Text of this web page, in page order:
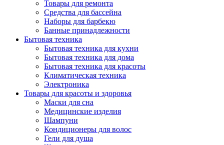
Товары для ремонта
Средства для бассейна
Наборы для барбекю
Банные принадлежности
Бытовая техника
Бытовая техника для кухни
Бытовая техника для дома
Бытовая техника для красоты
Климатическая техника
Электроника
Товары для красоты и здоровья
Маски для сна
Медицинские изделия
Шампуни
Кондиционеры для волос
Гели для душа